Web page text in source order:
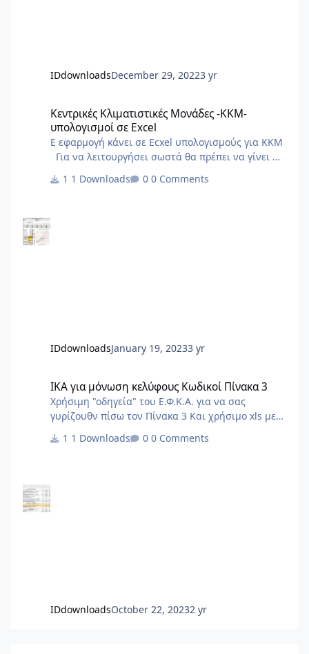
IDdownloadsDecember 29, 20223 yr
Κεντρικές Κλιματιστικές Μονάδες -ΚΚΜ-
υπολογισμοί σε Excel
Ε εφαρμογή κάνει σε Ecxel υπολογισμούς για ΚΚΜ
στο Excel. επιλέγεις στο Excel --> τύποι -->
1 Downloads 0 Comments
IDdownloadsJanuary 19, 20233 yr
ΙΚΑ για μόνωση κελύφους Κωδικοί Πίνακα 3
Χρήσιμη "οδηγεία" του Ε.Φ.Κ.Α. για να σας
γυρίζουθν πίσω τον Πίνακα 3 Και χρήσιμο xls με
1 Downloads 0 Comments
IDdownloadsOctober 22, 20232 yr